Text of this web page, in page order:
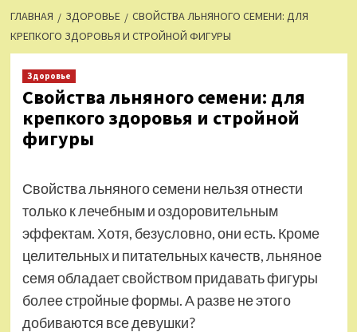
ГЛАВНАЯ ЗДОРОВЬЕ
СВОЙСТВА ЛЬНЯНОГО СЕМЕНИ: ДЛЯ
КРЕПКОГО ЗДОРОВЬЯ И СТРОЙНОЙ ФИГУРЫ
Здоровье
Свойства льняного семени: для
крепкого здоровья и стройной
фигуры
Свойства льняного семени нельзя отнести
только к лечебным и оздоровительным
эффектам. Хотя, безусловно, они есть. Кроме
целительных и питательных качеств, льняное
семя обладает свойством придавать фигуры
более стройные формы. А разве не этого
добиваются все девушки?